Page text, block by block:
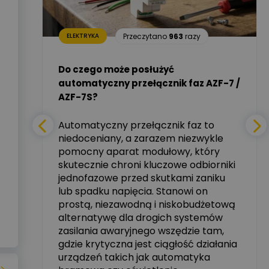
Dariusz Placek
Ekspert mgr inż.
elektronik i informatyk,
Hager Polska Sp. z o.o.
Zadaj pytanie
Ekspert
Ekspert ABB
Ekspert, ABB Zadaj pytanie
Michał Szulborski
Ekspert ETI - Dr inż. w
dziedzinie Aparatów
Elektrycznych / Senior
R&D Scientist / Product
Manager
Zadaj pytanie
ELEKTRYKA Przeczytano 963 razy
Do czego może posłużyć
automatyczny przełącznik faz AZF-7 /
AZF-7S?
Automatyczny przełącznik faz to
niedoceniany, a zarazem niezwykle
pomocny aparat modułowy, który
skutecznie chroni kluczowe odbiorniki
jednofazowe przed skutkami zaniku
lub spadku napięcia. Stanowi on
prostą, niezawodną i niskobudżetową
alternatywę dla drogich systemów
zasilania awaryjnego wszędzie tam,
gdzie krytyczna jest ciągłość działania
urządzeń takich jak automatyka